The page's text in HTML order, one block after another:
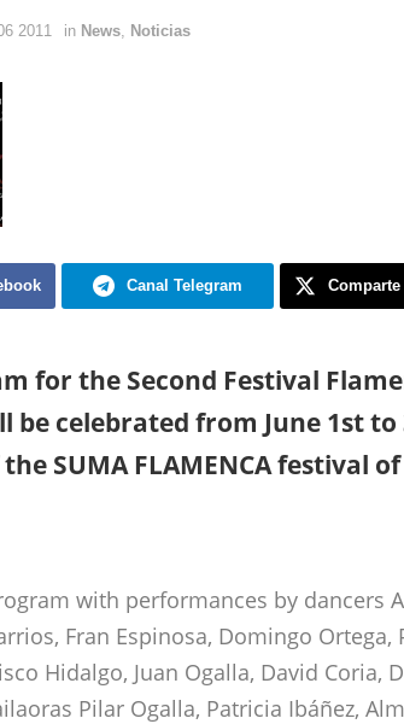
2011 in News, Noticias
Canal Telegram
for the Second Festival
be celebrated from June 1st
SUMA FLAMENCA festival
with performances by dancers
Fran Espinosa, Domingo
Hidalgo, Juan Ogalla, David Coria,
Pilar Ogalla, Patricia Ibáñez,